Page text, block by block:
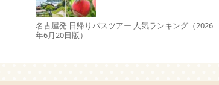
名古屋発 日帰りバスツアー 人気ランキング（2026
年6月20日版）